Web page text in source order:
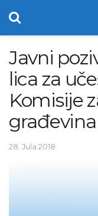
Javni
lica za
Komisije
građevina
28. Jula 2018.